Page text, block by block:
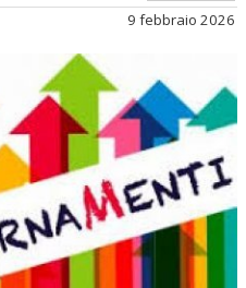
9 febbraio 2026